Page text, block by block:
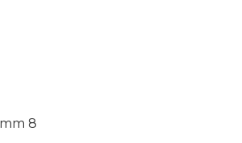
8